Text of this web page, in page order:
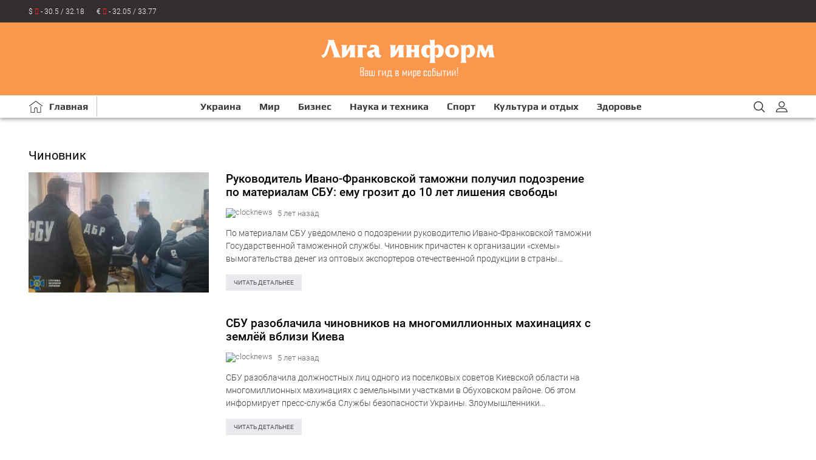
$ - 30.5 / 32.18 € - 32.05 / 33.77
Главная Украина Мир Бизнес Наука и техника Спорт Культура и отдых Здоровье
Чиновник
Руководитель Ивано-Франковской таможни получил подозрение
по материалам СБУ: ему грозит до 10 лет лишения свободы
5 лет назад
По материалам СБУ уведомлено о подозрении руководителю Ивано-Франковской таможни
Государственной таможенной службы. Чиновник причастен к организации «схемы»
вымогательства денег из оптовых экспортеров отечественной продукции в страны
называемому внештатному советнику должностного лица. По…
ЧИТАТЬ ДЕТАЛЬНЕЕ
СБУ разоблачила чиновников на многомиллионных махинациях с
землёй вблизи Киева
5 лет назад
СБУ разоблачила должностных лиц одного из поселковых советов Киевской области на
многомиллионных махинациях с земельными участками в Обуховском районе. Об этом
информирует пресс-служба Службы безопасности Украины. Злоумышленники
структуре. По предварительным данным, цена…
ЧИТАТЬ ДЕТАЛЬНЕЕ